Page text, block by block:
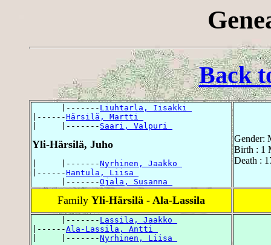
Back
      |-------
Liuhtarla, Iisakki
|------Härsilä, Martti
|     |------- Saari, Valpuri
Yli-Härsilä, Juho
|     |-------Nyrhinen, Jaakko
|------Hantula, Liisa
      |-------
Ojala, Susanna
Gender:
Birth : 1
Death :
Family Yli-Härsilä - Ala-Lassila
      |-------
Lassila, Jaakko
|------Ala-Lassila, Antti
|     |-------Nyrhinen, Liisa